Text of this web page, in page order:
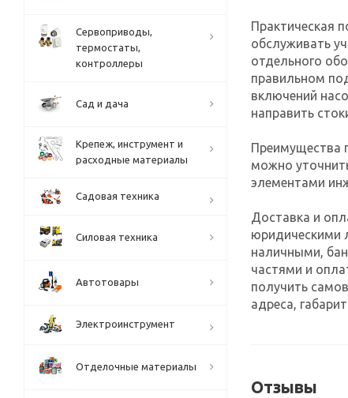
Практическая
обслуживать
отдельного
правильном
включений
направить
Преимущества
можно
элементами
Доставка и
юридическими
наличными,
частями и
получить
адреса,
Отзывы
Сервоприводы,
термостаты,
контроллеры
Сад и дача
Крепеж, инструмент и
расходные материалы
Садовая техника
Силовая техника
Автотовары
Электроинструмент
Отделочные материалы